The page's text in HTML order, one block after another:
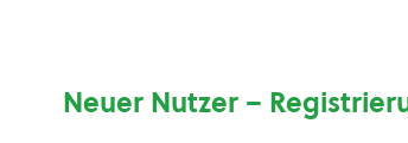
Neuer Nutzer –